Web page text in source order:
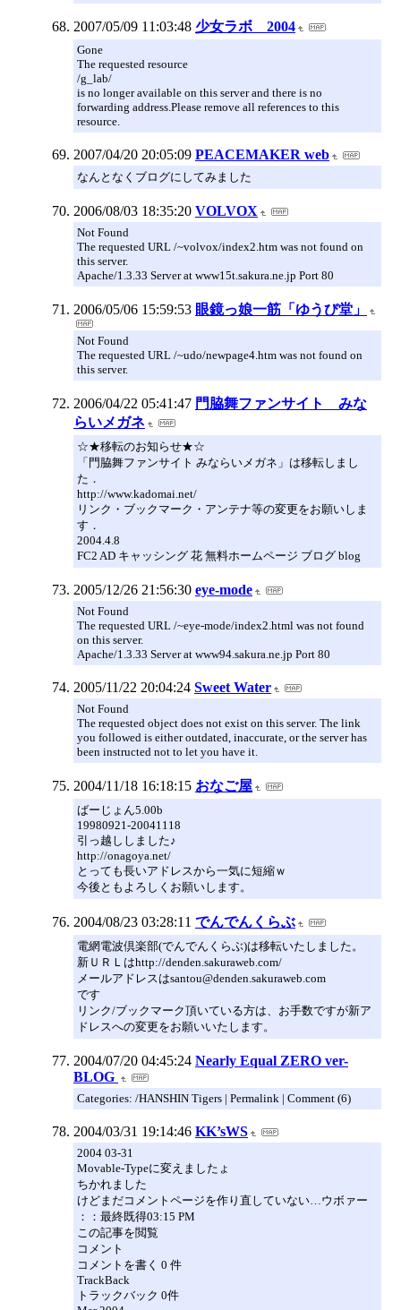
2007/05/09 11:03:48 少女ラボ 2004
Gone
The requested resource
/g_lab/
is no longer available on this server and there is no
forwarding address.Please remove all references to this
resource.
2007/04/20 20:05:09 PEACEMAKER web
なんとなくブログにしてみました
2006/08/03 18:35:20 VOLVOX
Not Found
The requested URL /~volvox/index2.htm was not found on
this server.
Apache/1.3.33 Server at www15t.sakura.ne.jp Port 80
2006/05/06 15:59:53 眼鏡っ娘一筋「ゆうび堂」
Not Found
The requested URL /~udo/newpage4.htm was not found on
this server.
2006/04/22 05:41:47 門脇舞ファンサイト みな
らいメガネ
☆★移転のお知らせ★☆
「門脇舞ファンサイト みならいメガネ」は移転しまし
た．
http://www.kadomai.net/
リンク・ブックマーク・アンテナ等の変更をお願いしま
す．
2004.4.8
FC2 AD キャッシング 花 無料ホームページ ブログ blog
2005/12/26 21:56:30 eye-mode
Not Found
The requested URL /~eye-mode/index2.html was not found
on this server.
Apache/1.3.33 Server at www94.sakura.ne.jp Port 80
2005/11/22 20:04:24 Sweet Water
Not Found
The requested object does not exist on this server. The link
you followed is either outdated, inaccurate, or the server has
been instructed not to let you have it.
2004/11/18 16:18:15 おなご屋
ばーじょん5.00b
19980921-20041118
引っ越ししました♪
http://onagoya.net/
とっても長いアドレスから一気に短縮ｗ
今後ともよろしくお願いします。
2004/08/23 03:28:11 でんでんくらぶ
電網電波倶楽部(でんでんくらぶ)は移転いたしました。
新ＵＲＬはhttp://denden.sakuraweb.com/
メールアドレスはsantou@denden.sakuraweb.com
です
リンク/ブックマーク頂いている方は、お手数ですが新ア
ドレスへの変更をお願いいたします。
2004/07/20 04:45:24 Nearly Equal ZERO ver-
BLOG
Categories: /HANSHIN Tigers | Permalink | Comment (6)
2004/03/31 19:14:46 KK’sWS
2004 03-31
Movable-Typeに変えましたょ
ちかれました
けどまだコメントページを作り直していない…ウボァー
：：最終既得03:15 PM
この記事を閲覧
コメント
コメントを書く 0 件
TrackBack
トラックバック 0件